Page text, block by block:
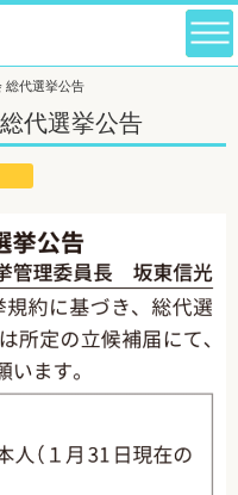
総代選挙公告
代選挙公告